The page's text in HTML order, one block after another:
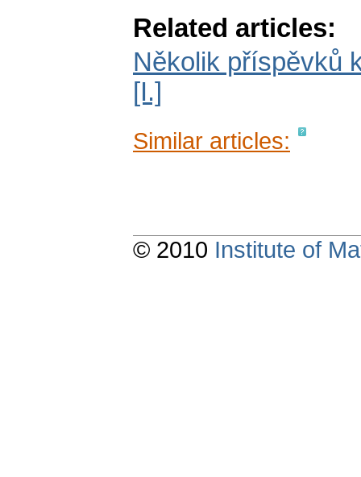
Related articles:
Několik příspěvků
[I.]
Similar articles:
© 2010 Institute of